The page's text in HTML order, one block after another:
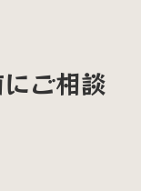
ご相談